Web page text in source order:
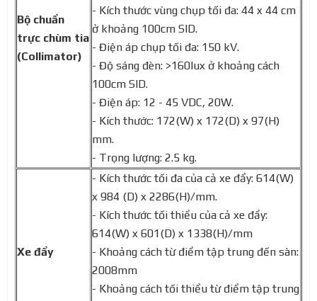
Bộ chuẩn
trực chùm tia
(Collimator)
- Kích thước vùng chụp tối đa: 44 x 44 cm
ở khoảng 100cm SID.
- Điện áp chụp tối đa: 150 kV.
- Độ sáng đèn: >160lux ở khoảng cách
100cm SID.
- Điện áp: 12 - 45 VDC, 20W.
- Kích thước: 172(W) x 172(D) x 97(H)
mm.
- Trọng lượng: 2.5 kg.
Xe đẩy
- Kích thước tối đa của cả xe đẩy: 614(W)
x 984 (D) x 2286(H)/mm.
- Kích thước tối thiểu của cả xe đẩy:
614(W) x 601(D) x 1338(H)/mm
- Khoảng cách từ điểm tập trung đến sàn:
2008mm
- Khoảng cách tối thiểu từ điểm tập trung